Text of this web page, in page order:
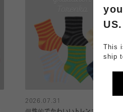
2026.07.31
US.
This
ship